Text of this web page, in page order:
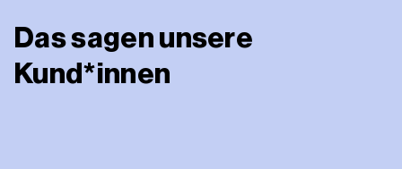
Das sagen unsere
Kund*innen